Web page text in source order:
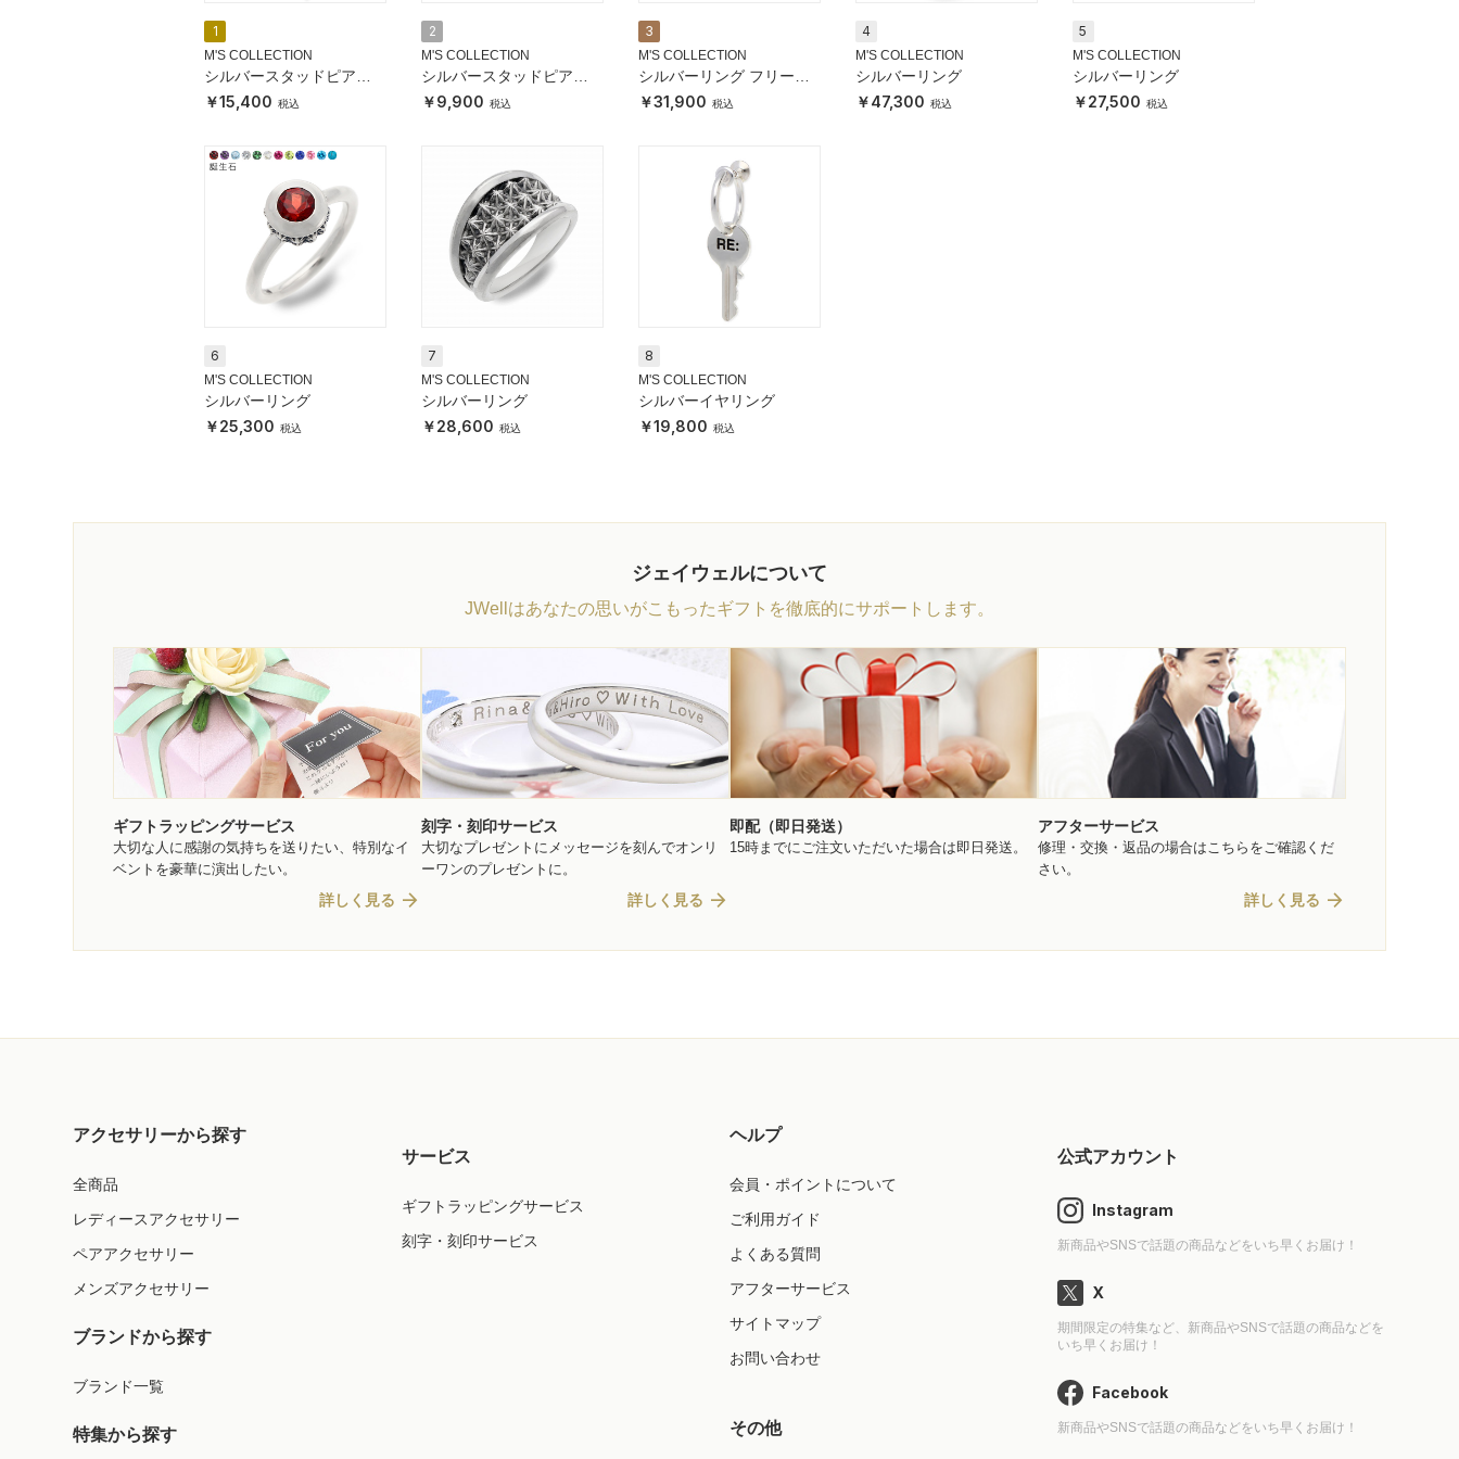
1
M'S COLLECTION
シルバースタッドピアス
(片耳用)
15,400
2
M'S COLLECTION
シルバースタッドピアス
(片耳用)
9,900
3
M'S COLLECTION
シルバーリング フリーサ
イズ 14～21号
31,900
4
M'S COLLECTION
シルバーリング
47,300
5
M'S COLLECTION
シルバーリング
27,500
6
M'S COLLECTION
シルバーリング
25,300
7
M'S COLLECTION
シルバーリング
28,600
8
M'S COLLECTION
シルバーイヤリング
19,800
ジェイウェルについて
JWellはあなたの思いがこもったギフトを徹底的にサポートします。
ギフトラッピングサービス
大切な人に感謝の気持ちを送りたい、特別なイ
ベントを豪華に演出したい。
詳しく見る arrow_forward
刻字・刻印サービス
大切なプレゼントにメッセージを刻んでオンリ
ーワンのプレゼントに。
詳しく見る arrow_forward
即配（即日発送）
15時までにご注文いただいた場合は即日発送。
アフターサービス
修理・交換・返品の場合はこちらをご確認くだ
さい。
詳しく見る arrow_forward
アクセサリーから探す
全商品
レディースアクセサリー
ペアアクセサリー
メンズアクセサリー
ブランドから探す
ブランド一覧
特集から探す
サービス
ギフトラッピングサービス
刻字・刻印サービス
ヘルプ
会員・ポイントについて
ご利用ガイド
よくある質問
アフターサービス
サイトマップ
お問い合わせ
その他
公式アカウント
Instagram
新商品やSNSで話題の商品などをいち早くお届け！
X
期間限定の特集など、新商品やSNSで話題の商品などを
いち早くお届け！
Facebook
新商品やSNSで話題の商品などをいち早くお届け！